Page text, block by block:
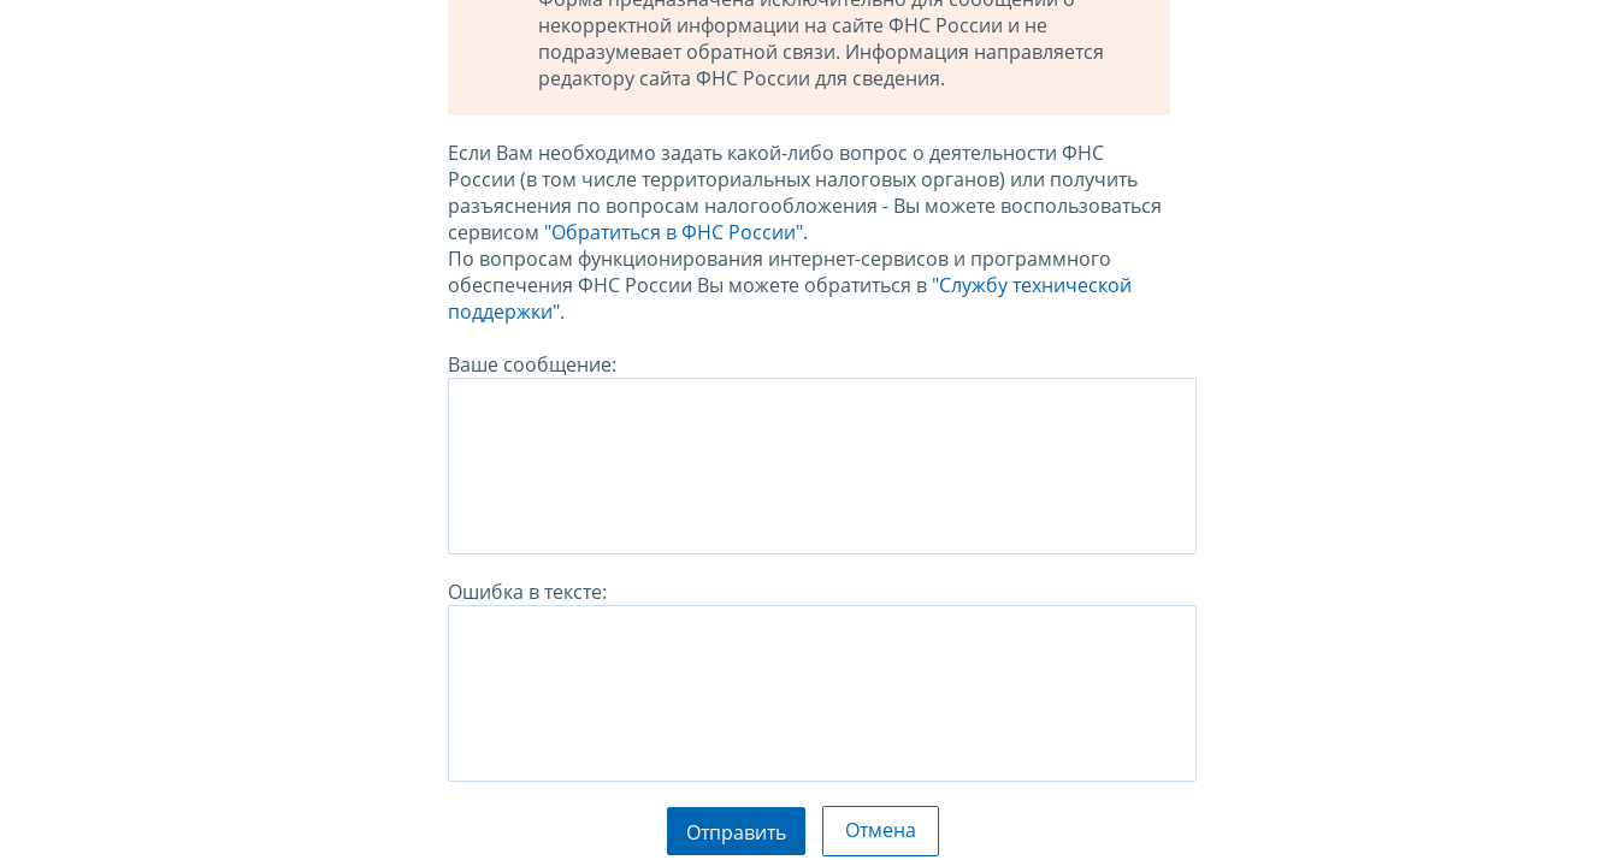
некорректной информации на сайте ФНС России и не
подразумевает обратной связи. Информация направляется
редактору сайта ФНС России для сведения.
Если Вам необходимо задать какой-либо вопрос о деятельности ФНС
России (в том числе территориальных налоговых органов) или получить
разъяснения по вопросам налогообложения - Вы можете воспользоваться
сервисом "Обратиться в ФНС России".
По вопросам функционирования интернет-сервисов и программного
обеспечения ФНС России Вы можете обратиться в "Службу технической
поддержки".
Ваше сообщение:
Ошибка в тексте:
Отправить Отмена